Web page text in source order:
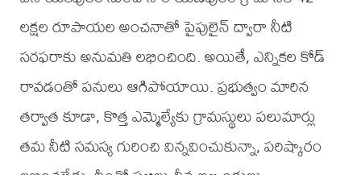
లక్షల రూపాయల అంచనాతో పైపులైన్ ద్వారా నీటి
సరఫరాకు అనుమతి లభించింది. అయితే, ఎన్నికల కోడ్
రావడంతో పనులు ఆగిపోయాయి. ప్రభుత్వం మారిన
తర్వాత కూడా, కొత్త ఎమ్మెల్యేకు గ్రామస్థులు పలుమార్లు
తమ నీటి సమస్య గురించి విన్నవించుకున్నా, పరిష్కారం